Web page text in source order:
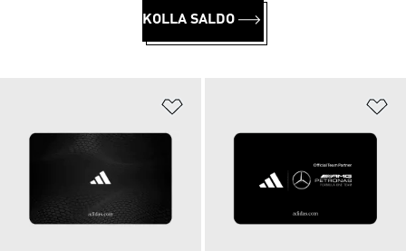
KOLLA SALDO